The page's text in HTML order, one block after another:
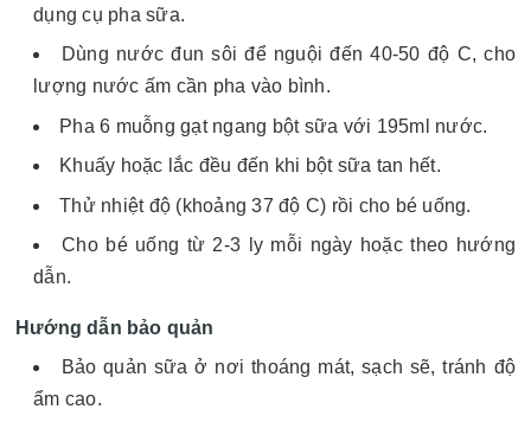
dụng cụ pha sữa.
Dùng nước đun sôi để nguội đến 40-50 độ C, cho
lượng nước ấm cần pha vào bình.
Pha 6 muỗng gạt ngang bột sữa với 195ml nước.
Khuấy hoặc lắc đều đến khi bột sữa tan hết.
Thử nhiệt độ (khoảng 37 độ C) rồi cho bé uống.
Cho bé uống từ 2-3 ly mỗi ngày hoặc theo hướng
dẫn.
Hướng dẫn bảo quản
Bảo quản sữa ở nơi thoáng mát, sạch sẽ, tránh độ
ẩm cao.